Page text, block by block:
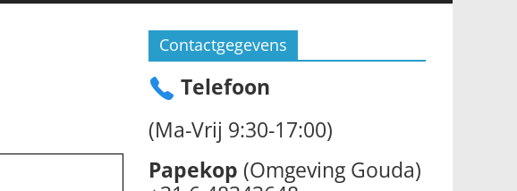
Contactgegevens
Telefoon
(Ma-Vrij 9:30-17:00)
Papekop (Omgeving Gouda)